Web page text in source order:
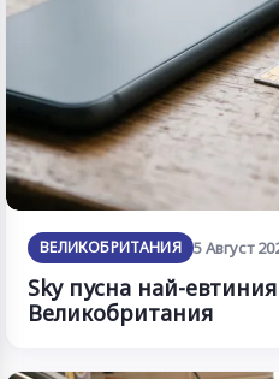
ВЕЛИКОБРИТАНИЯ 5 Август
Sky пусна най-
Великобритания